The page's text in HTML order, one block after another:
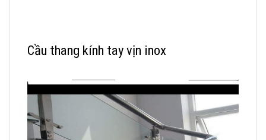
Cầu thang kính tay vịn inox